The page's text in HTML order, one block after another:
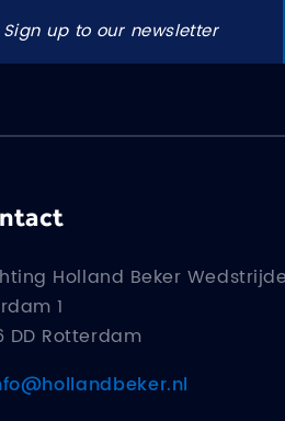
Holland Beker
1
DD Rotterdam